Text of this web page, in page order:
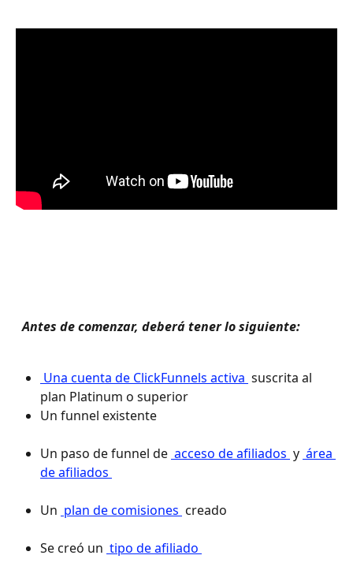
Antes de comenzar, deberá tener lo siguiente:
Una cuenta de ClickFunnels activa suscrita al
plan Platinum o superior
Un funnel existente
Un paso de funnel de acceso de afiliados y área
de afiliados
Un plan de comisiones creado
Se creó un tipo de afiliado